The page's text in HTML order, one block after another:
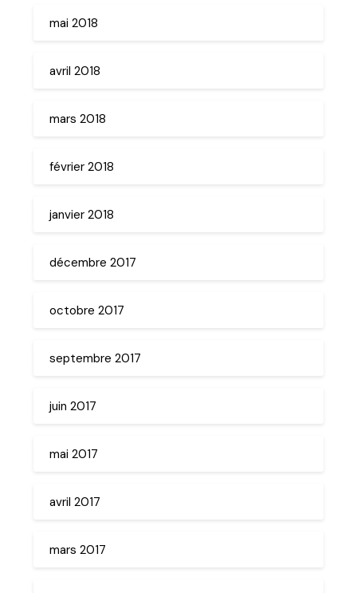
mai 2018
avril 2018
mars 2018
février 2018
janvier 2018
décembre 2017
octobre 2017
septembre 2017
juin 2017
mai 2017
avril 2017
mars 2017